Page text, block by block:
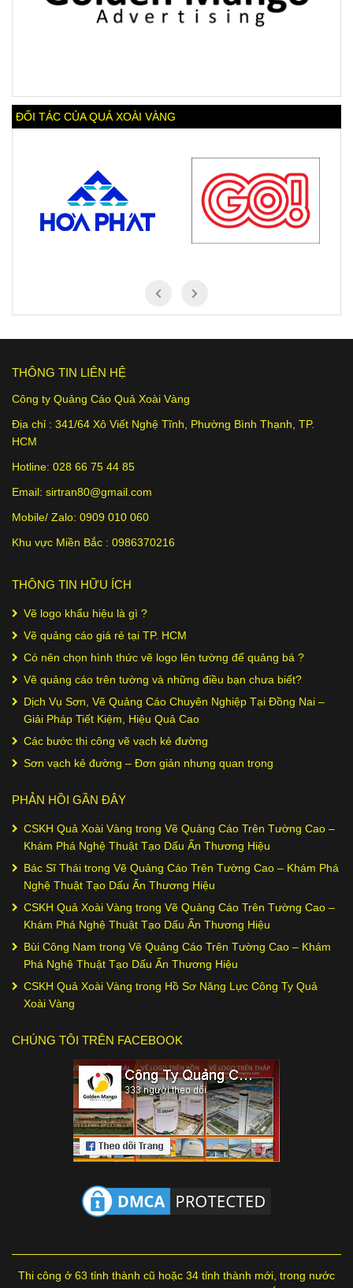
ĐỐI TÁC CỦA QUẢ XOÀI VÀNG
THÔNG TIN LIÊN HỆ
Công ty Quảng Cáo Quả Xoài Vàng
Địa chỉ : 341/64 Xô Viết Nghệ Tĩnh, Phường Bình Thạnh, TP.
HCM
Hotline: 028 66 75 44 85
Email: sirtran80@gmail.com
Mobile/ Zalo: 0909 010 060
Khu vực Miền Bắc : 0986370216
THÔNG TIN HỮU ÍCH
Vẽ logo khẩu hiệu là gì ?
Vẽ quảng cáo giá rẻ tại TP. HCM
Có nên chọn hình thức vẽ logo lên tường để quảng bá ?
Vẽ quảng cáo trên tường và những điều bạn chưa biết?
Dịch Vụ Sơn, Vẽ Quảng Cáo Chuyên Nghiệp Tại Đồng Nai –
Giải Pháp Tiết Kiệm, Hiệu Quả Cao
Các bước thi công vẽ vạch kẻ đường
Sơn vạch kẻ đường – Đơn giản nhưng quan trọng
PHẢN HỒI GẦN ĐÂY
CSKH Quả Xoài Vàng trong Vẽ Quảng Cáo Trên Tường Cao –
Khám Phá Nghệ Thuật Tạo Dấu Ấn Thương Hiệu
Bác Sĩ Thái trong Vẽ Quảng Cáo Trên Tường Cao – Khám Phá
Nghệ Thuật Tạo Dấu Ấn Thương Hiệu
CSKH Quả Xoài Vàng trong Vẽ Quảng Cáo Trên Tường Cao –
Khám Phá Nghệ Thuật Tạo Dấu Ấn Thương Hiệu
Bùi Công Nam trong Vẽ Quảng Cáo Trên Tường Cao – Khám
Phá Nghệ Thuật Tạo Dấu Ấn Thương Hiệu
CSKH Quả Xoài Vàng trong Hồ Sơ Năng Lực Công Ty Quả
Xoài Vàng
CHÚNG TÔI TRÊN FACEBOOK
Thi công ở 63 tỉnh thành cũ hoặc 34 tỉnh thành mới, trong nước